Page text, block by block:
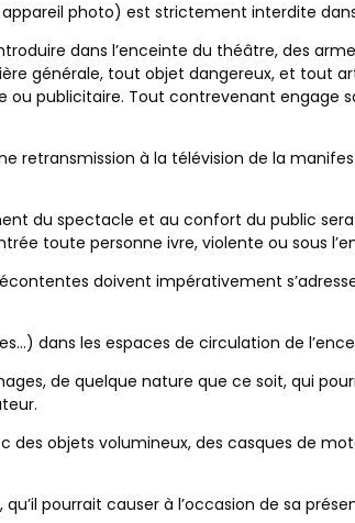
photo) est strictement interdite
dans l’enceinte du théâtre, des
générale, tout objet dangereux, et tout
publicitaire. Tout contrevenant engage
retransmission à la télévision de la
du spectacle et au confort du public
toute personne ivre, violente ou sous
doivent impérativement
dans les espaces de circulation de
de quelque nature que ce soit, qui
objets volumineux, des casques de
pourrait causer à l’occasion de sa